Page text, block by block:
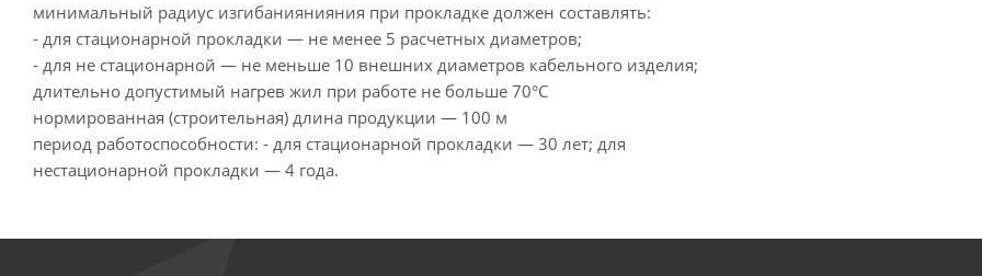
минимальный радиус изгибаниянияния при прокладке должен составлять:
- для стационарной прокладки — не менее 5 расчетных диаметров;
- для не стационарной — не меньше 10 внешних диаметров кабельного изделия;
длительно допустимый нагрев жил при работе не больше 70°С
нормированная (строительная) длина продукции — 100 м
период работоспособности: - для стационарной прокладки — 30 лет; для
нестационарной прокладки — 4 года.